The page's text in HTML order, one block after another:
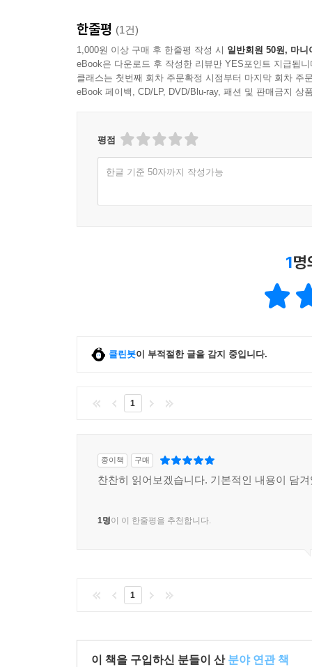
한줄평 (1건)
1,000원 이상 구매 후 한줄평 작성 시 일반회원 50원, 마니
eBook은 다운로드 후 작성한 리뷰만 YES포인트 지급됩니
클래스는 첫번째 회차 주문확정 시점부터 마지막 회차 주
eBook 페이백, CD/LP, DVD/Blu-ray, 패션 및 판매금지 상
평점
한글 기준 50자까지 작성가능
1명
클린봇이 부적절한 글을 감지 중입니다.
1
종이책 구매
찬찬히 읽어보겠습니다. 기본적인 내용이 담
1명이 이 한줄평을 추천합니다.
1
이 책을 구입하신 분들이 산 분야 연관 책